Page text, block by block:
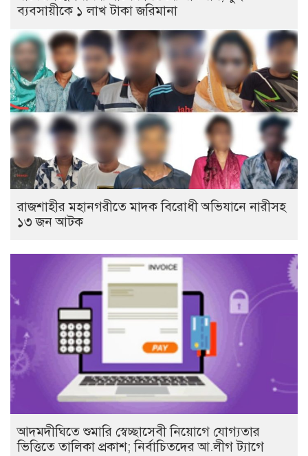
ব্যবসায়ীকে ১ লাখ টাকা জরিমানা
রাজশাহীর মহানগরীতে মাদক বিরোধী অভিযানে নারীসহ
১৩ জন আটক
আদমদীঘিতে শুমারি স্বেচ্ছাসেবী নিয়োগে যোগ্যতার
ভিত্তিতে তালিকা প্রকাশ; নির্বাচিতদের আ.লীগ ট্যাগে